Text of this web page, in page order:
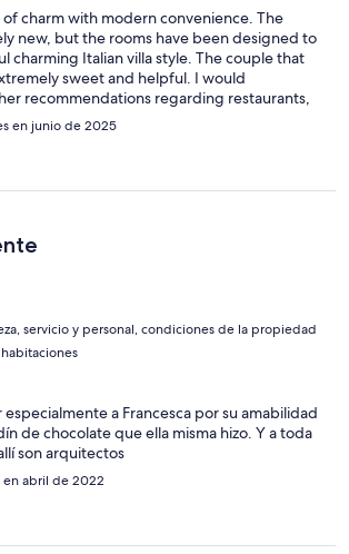
of charm with modern convenience. The
new, but the rooms have been designed to
charming Italian villa style. The couple that
sweet and helpful. I would
recommendations regarding restaurants,
We have been traveling for over a
the best foodie towns in Southern Europe,
and her recommendations … in
prepared. The pastries were delectable. If
it is the location. It is in a relatively quiet
town, but it is a bit of a hike from the
other attractions in Consenza. Of course,
can walk town a narrow but very long park
with a great mountain view.
en junio de 2025
servicio y personal, condiciones de la propiedad
a Francesca por su amabilidad
de chocolate que ella misma hizo. Y a toda
son arquitectos
en abril de 2022